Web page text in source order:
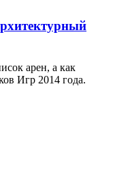
арен, а как
Игр 2014 года.